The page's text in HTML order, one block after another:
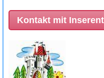
Kontakt mit Inserent